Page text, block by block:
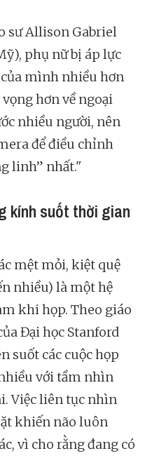
sư Allison Gabriel
phụ nữ bị áp lực
mình nhiều hơn
hơn về ngoại
nhiều người, nên
để điều chỉnh
linh” nhất."
kính suốt thời gian
mệt mỏi, kiệt quệ
nhiều) là một hệ
khi họp. Theo giáo
Đại học Stanford
suốt các cuộc họp
với tầm nhìn
Việc liên tục nhìn
khiến não luôn
vì cho rằng đang có